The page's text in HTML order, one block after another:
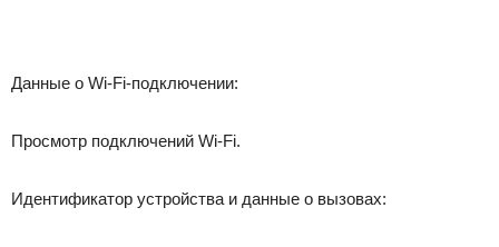
Данные о Wi-Fi-подключении:
Просмотр подключений Wi-Fi.
Идентификатор устройства и данные о вызовах: